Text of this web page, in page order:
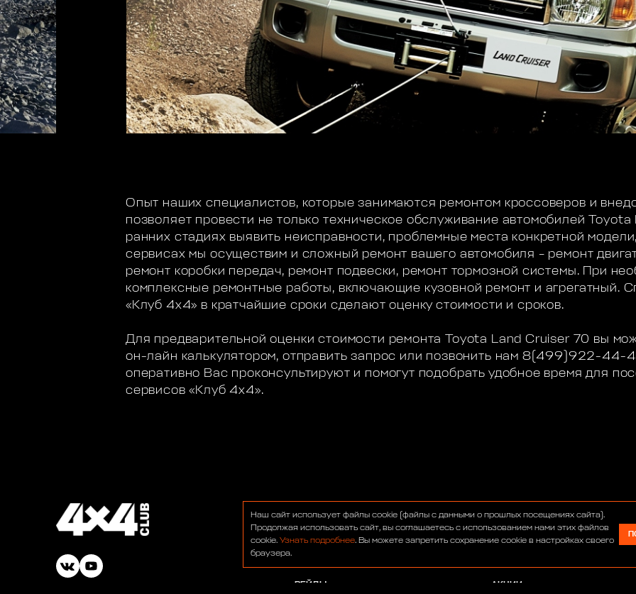
Опыт наших специалистов, которые занимаются ремонтом кроссоверов и
позволяет провести не только техническое обслуживание автомобилей
ранних стадиях выявить неисправности, проблемные места конкретной
сервисах мы осуществим и сложный ремонт вашего автомобиля – ремонт
ремонт коробки передач, ремонт подвески, ремонт тормозной системы. При
комплексные ремонтные работы, включающие кузовной ремонт и агрегатный.
«Клуб 4х4» в кратчайшие сроки сделают оценку стоимости и сроков.
Для предварительной оценки стоимости ремонта Toyota Land Cruiser 70 вы
он-лайн калькулятором, отправить запрос или позвонить нам 8(499)922-44-
оперативно Вас проконсультируют и помогут подобрать удобное время для
сервисов «Клуб 4х4».
ФОРУМ
НОВОСТИ
БАР
РЕЙДЫ
СЕРВИС
АВТОСАЛОН
АКЦИИ
Наш сайт использует файлы cookie (файлы с данными о прошлых посещениях сайта).
Продолжая использовать сайт, вы соглашаетесь с использованием нами этих файлов
cookie. Узнать подробнее. Вы можете запретить сохранение cookie в настройках своего
браузера.